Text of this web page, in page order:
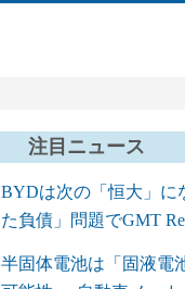
注目ニュース
BYDは次の「恒大」に
た負債」問題でGMT
半固体電池は「固液電